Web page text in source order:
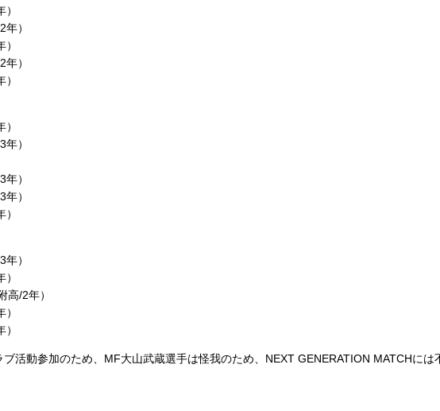
）
）
）
）
）
）
高/2年）
活動参加のため、MF大山武蔵選手は怪我のため、NEXT GENERATION MATCHには